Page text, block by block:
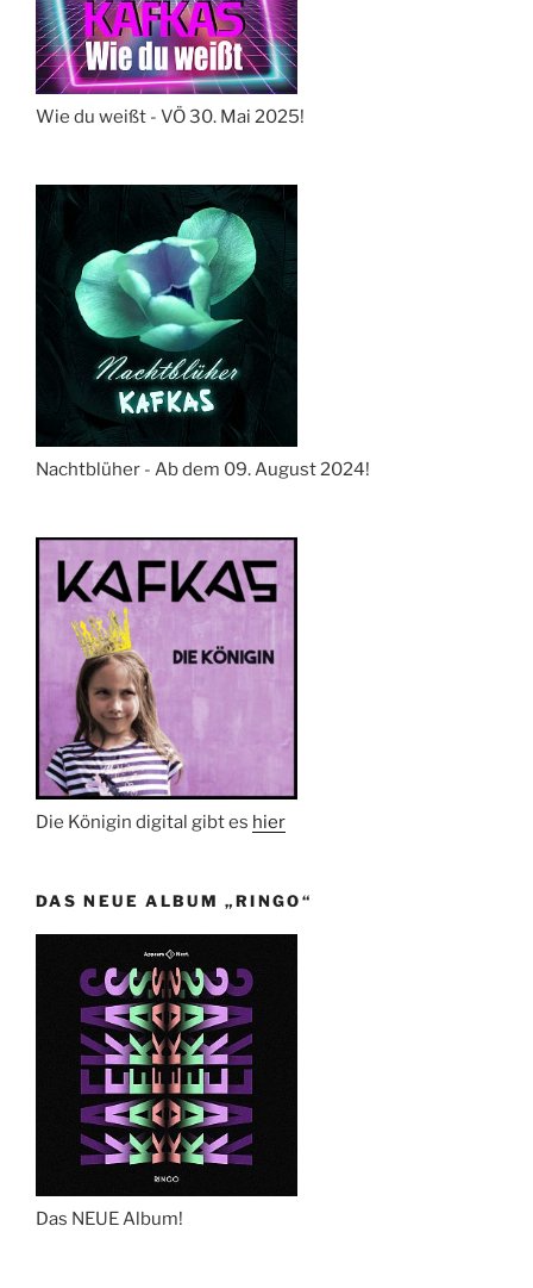
Wie du weißt - VÖ 30. Mai 2025!
Nachtblüher - Ab dem 09. August 2024!
Die Königin digital gibt es hier
DAS NEUE ALBUM „RINGO“
Das NEUE Album!